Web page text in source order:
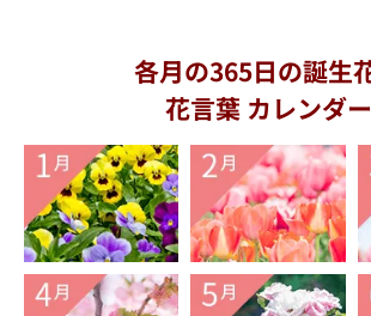
各月の365日の誕生
花言葉 カレンダー